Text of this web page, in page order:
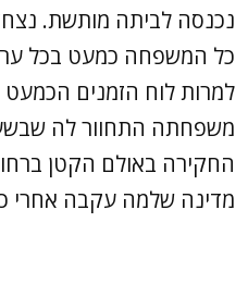
נכנסה לביתה מותשת.
כל המשפחה כמעט בכל
למרות לוח הזמנים
משפחתה התחוור לה
החקירה באולם הקטן
מדינה שלמה עקבה אחרי